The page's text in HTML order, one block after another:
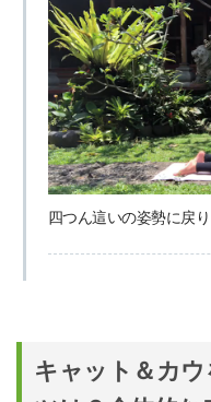
四つん這いの姿勢に戻り
キャット＆カ